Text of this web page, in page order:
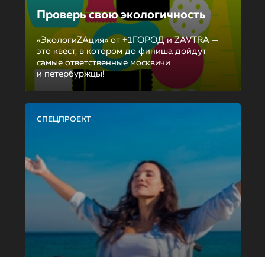
Проверь свою экологичность
«ЭкологиZAция» от +1ГОРОД и ZAVTRA —
это квест, в котором до финиша дойдут
самые ответственные москвичи
и петербуржцы!
СПЕЦПРОЕКТ